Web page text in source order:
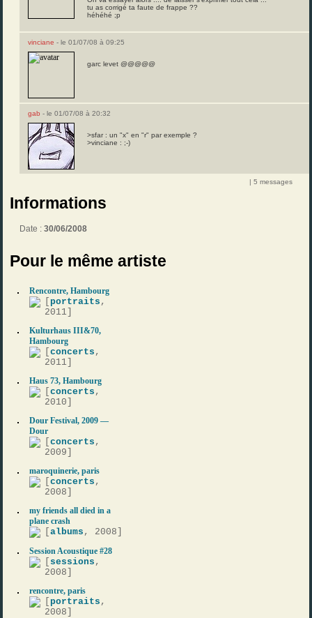
tu as corrigé ta faute de frappe ??
héhéhé ;p
vinciane - le 01/07/08 à 09:25
garc levet @@@@@
gab - le 01/07/08 à 20:32
>sfar : un "x" en "r" par exemple ?
>vinciane : ;-)
| 5 messages
Informations
Date :30/06/2008
Pour le même artiste
Rencontre, Hambourg
portraits ,
2011]
Kulturhaus III&70,
Hambourg
[concerts ,
2011]
Haus 73, Hambourg
[concerts ,
2010]
Dour Festival, 2009 —
Dour
[concerts ,
2009]
maroquinerie, paris
[concerts ,
2008]
my friends all died in a
plane crash
[albums , 2008]
Session Acoustique #28
sessions ,
2008]
rencontre, paris
portraits ,
2008]